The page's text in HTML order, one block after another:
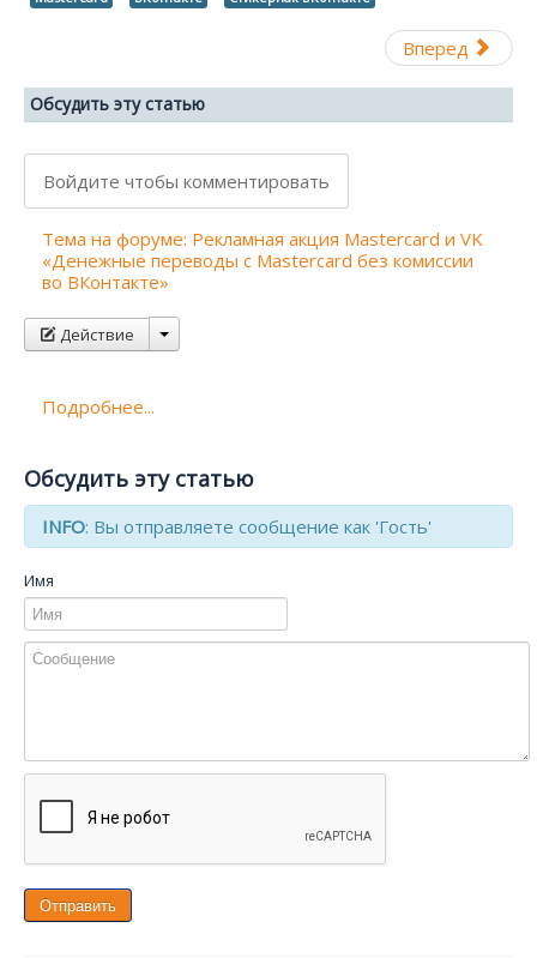
Вперед
Обсудить эту статью
Войдите чтобы комментировать
Тема на форуме: Рекламная акция Mastercard и VK
«Денежные переводы с Mastercard без комиссии
во ВКонтакте»
Действие
Подробнее...
Обсудить эту статью
INFO: Вы отправляете сообщение как 'Гость'
Имя
Отправить